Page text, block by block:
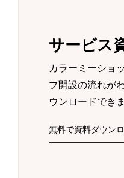
サービス
カラーミーショ
プ開設の流れが
ウンロードできま
無料で資料ダウン